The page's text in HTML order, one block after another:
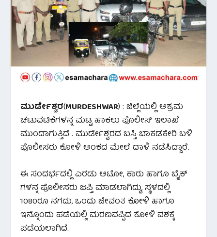
ಮುರ್ಡೇಶ್ವರ(MURDESHWAR) : ಜಿಲ್ಲೆಯಲ್ಲಿ ಅಕ್ರಮ
ಚಟುವಟಿಕೆಗಳನ್ನ ಮಟ್ಟ ಹಾಕಲು ಪೊಲೀಸ್ ಇಲಾಖೆ
ಮುಂದಾಗುತ್ತಿದೆ . ಮುರ್ಡೇಶ್ವರದ ಬಸ್ತಿ ಬಾಕಡಕೇರಿ ಬಳಿ
ಪೊಲೀಸರು ಕೋಳಿ ಅಂಕದ ಮೇಲೆ ದಾಳಿ ನಡೆಸಿದ್ದಾರೆ.
ಈ ಸಂದರ್ಭದಲ್ಲಿ ಎರಡು ಆಟೋ, ಕಾರು ಹಾಗೂ ಬೈಕ್
ಗಳನ್ನ ಪೊಲೀಸರು ಜಪ್ತಿ ಮಾಡಲಾಗಿದ್ದು, ಸ್ಥಳದಲ್ಲಿ
1080ರೂ ನಗದು, ಒಂದು ಜೀವಂತ ಕೋಳಿ ಹಾಗೂ
ಇನ್ನೊಂದು ಪಡೆಯಲ್ಲಿ ಮರಣವಪ್ಪಿದ ಕೋಳಿ ವಶಕ್ಕೆ
ಪಡೆಯಲಾಗಿದೆ.